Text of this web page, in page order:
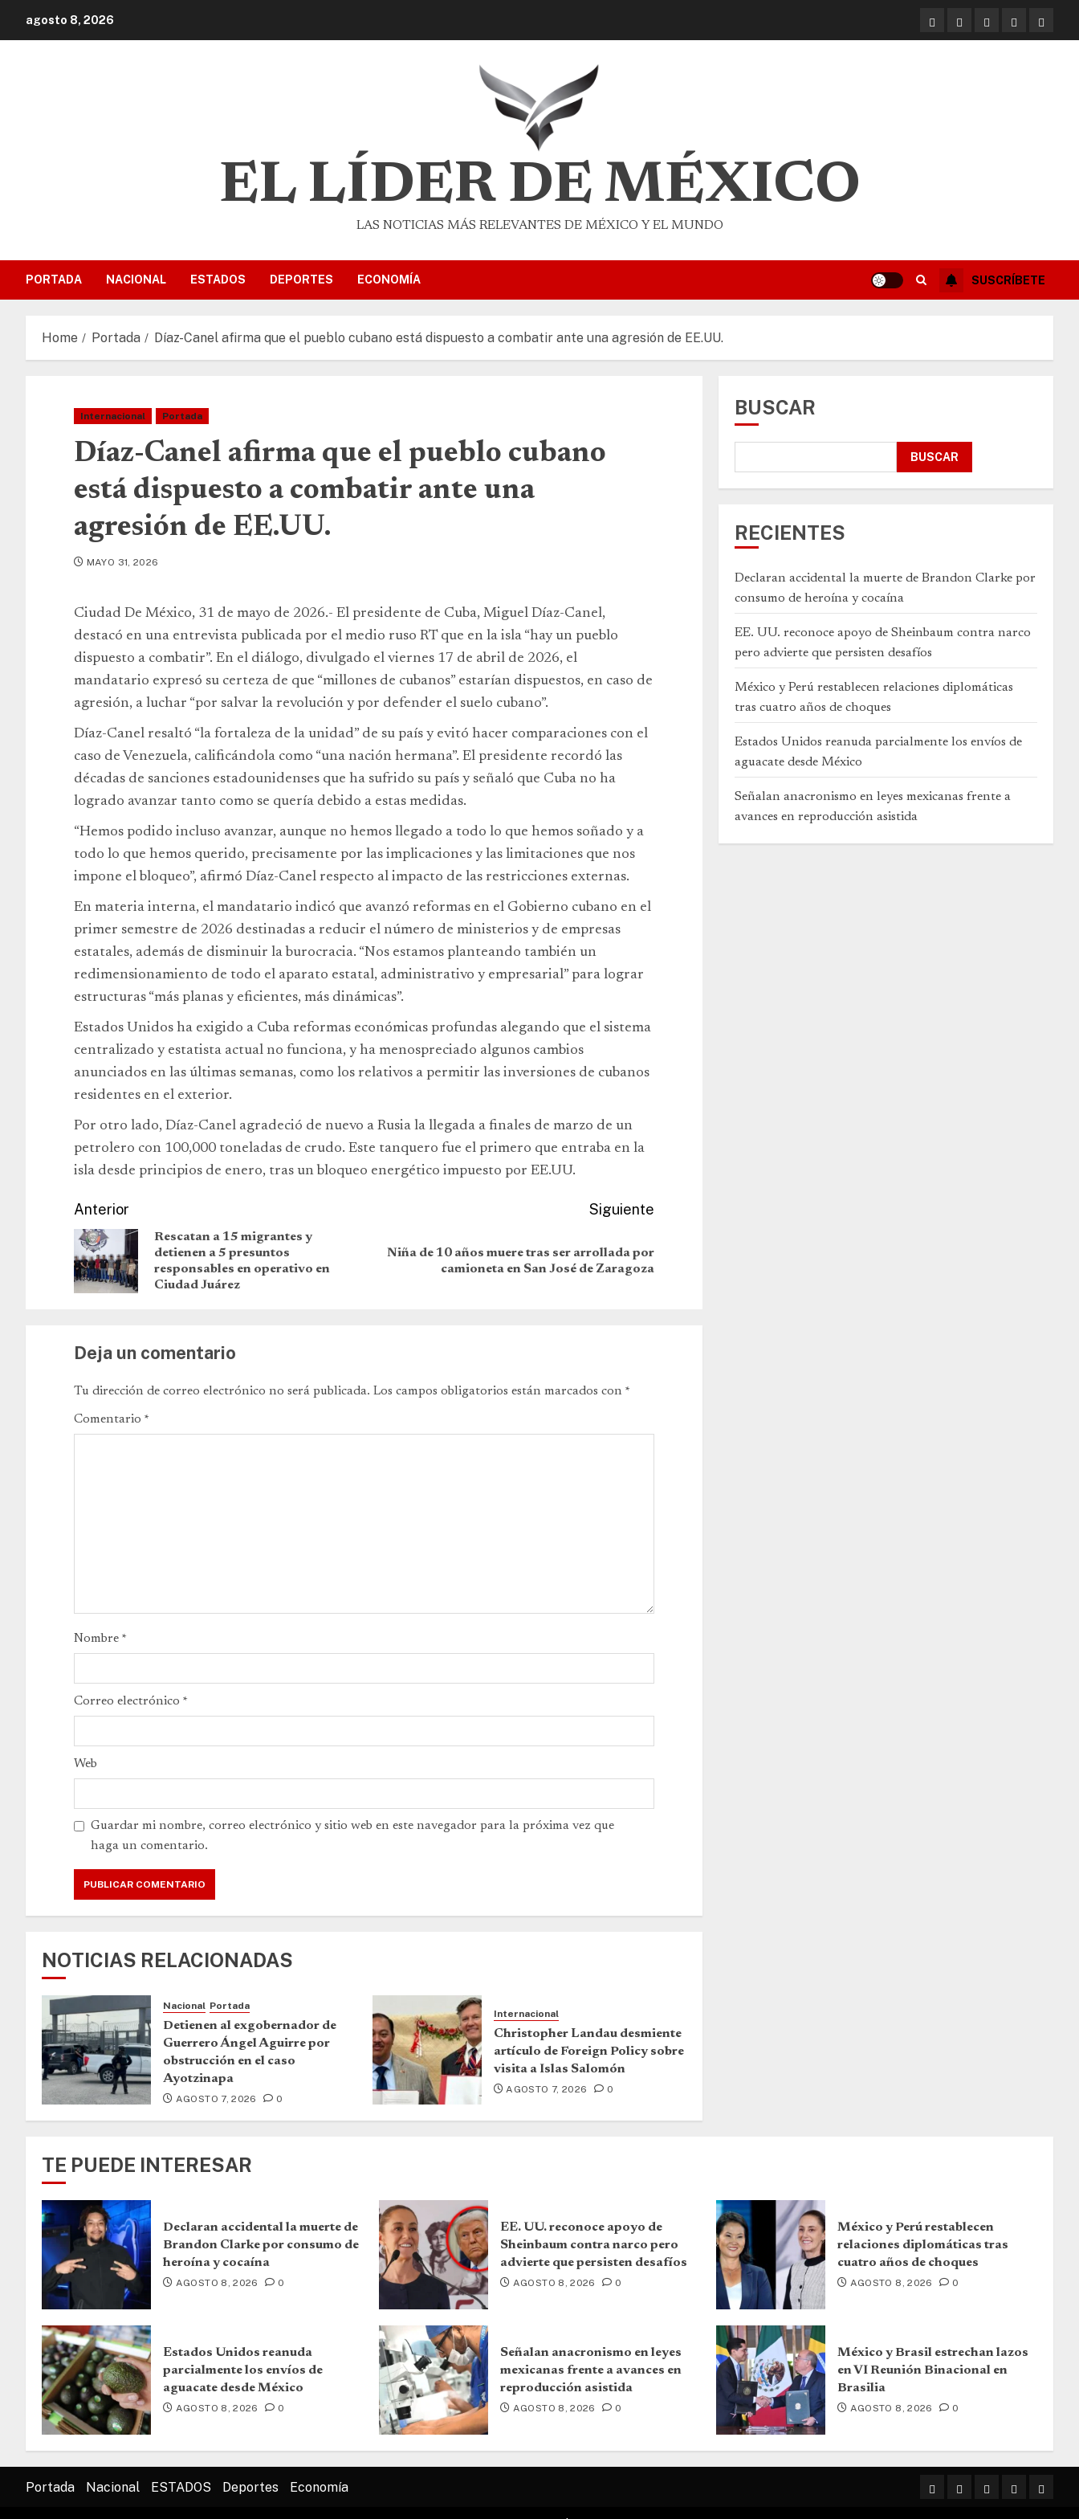
agosto 8, 2026
EL LÍDER DE MÉXICO
LAS NOTICIAS MÁS RELEVANTES DE MÉXICO Y EL MUNDO
PORTADA NACIONAL ESTADOS DEPORTES ECONOMÍA SUSCRÍBETE
Home Portada Díaz-Canel afirma que el pueblo cubano está dispuesto a combatir ante una agresión de EE.UU.
Internacional Portada
Díaz-Canel afirma que el pueblo cubano
está dispuesto a combatir ante una
agresión de EE.UU.
MAYO 31, 2026
Ciudad De México, 31 de mayo de 2026.- El presidente de Cuba, Miguel Díaz-Canel,
destacó en una entrevista publicada por el medio ruso RT que en la isla “hay un pueblo
dispuesto a combatir”. En el diálogo, divulgado el viernes 17 de abril de 2026, el
mandatario expresó su certeza de que “millones de cubanos” estarían dispuestos, en caso de
agresión, a luchar “por salvar la revolución y por defender el suelo cubano”.
Díaz-Canel resaltó “la fortaleza de la unidad” de su país y evitó hacer comparaciones con el
caso de Venezuela, calificándola como “una nación hermana”. El presidente recordó las
décadas de sanciones estadounidenses que ha sufrido su país y señaló que Cuba no ha
logrado avanzar tanto como se quería debido a estas medidas.
“Hemos podido incluso avanzar, aunque no hemos llegado a todo lo que hemos soñado y a
todo lo que hemos querido, precisamente por las implicaciones y las limitaciones que nos
impone el bloqueo”, afirmó Díaz-Canel respecto al impacto de las restricciones externas.
En materia interna, el mandatario indicó que avanzó reformas en el Gobierno cubano en el
primer semestre de 2026 destinadas a reducir el número de ministerios y de empresas
estatales, además de disminuir la burocracia. “Nos estamos planteando también un
redimensionamiento de todo el aparato estatal, administrativo y empresarial” para lograr
estructuras “más planas y eficientes, más dinámicas”.
Estados Unidos ha exigido a Cuba reformas económicas profundas alegando que el sistema
centralizado y estatista actual no funciona, y ha menospreciado algunos cambios
anunciados en las últimas semanas, como los relativos a permitir las inversiones de cubanos
residentes en el exterior.
Por otro lado, Díaz-Canel agradeció de nuevo a Rusia la llegada a finales de marzo de un
petrolero con 100,000 toneladas de crudo. Este tanquero fue el primero que entraba en la
isla desde principios de enero, tras un bloqueo energético impuesto por EE.UU.
Anterior
Rescatan a 15 migrantes y
detienen a 5 presuntos
responsables en operativo en
Ciudad Juárez
Siguiente
Niña de 10 años muere tras ser arrollada por
camioneta en San José de Zaragoza
Deja un comentario
Tu dirección de correo electrónico no será publicada. Los campos obligatorios están marcados con *
Comentario *
Nombre *
Correo electrónico *
Web
Guardar mi nombre, correo electrónico y sitio web en este navegador para la próxima vez que
haga un comentario.
NOTICIAS RELACIONADAS
Nacional Portada
Detienen al exgobernador de
Guerrero Ángel Aguirre por
obstrucción en el caso
Ayotzinapa
AGOSTO 7, 2026 0
Internacional
Christopher Landau desmiente
artículo de Foreign Policy sobre
visita a Islas Salomón
AGOSTO 7, 2026 0
BUSCAR
BUSCAR
RECIENTES
Declaran accidental la muerte de Brandon Clarke por
consumo de heroína y cocaína
EE. UU. reconoce apoyo de Sheinbaum contra narco
pero advierte que persisten desafíos
México y Perú restablecen relaciones diplomáticas
tras cuatro años de choques
Estados Unidos reanuda parcialmente los envíos de
aguacate desde México
Señalan anacronismo en leyes mexicanas frente a
avances en reproducción asistida
TE PUEDE INTERESAR
Declaran accidental la muerte de
Brandon Clarke por consumo de
heroína y cocaína
AGOSTO 8, 2026 0
EE. UU. reconoce apoyo de
Sheinbaum contra narco pero
advierte que persisten desafíos
AGOSTO 8, 2026 0
México y Perú restablecen
relaciones diplomáticas tras
cuatro años de choques
AGOSTO 8, 2026 0
Estados Unidos reanuda
parcialmente los envíos de
aguacate desde México
AGOSTO 8, 2026 0
Señalan anacronismo en leyes
mexicanas frente a avances en
reproducción asistida
AGOSTO 8, 2026 0
México y Brasil estrechan lazos
en VI Reunión Binacional en
Brasilia
AGOSTO 8, 2026 0
Portada Nacional ESTADOS Deportes Economía